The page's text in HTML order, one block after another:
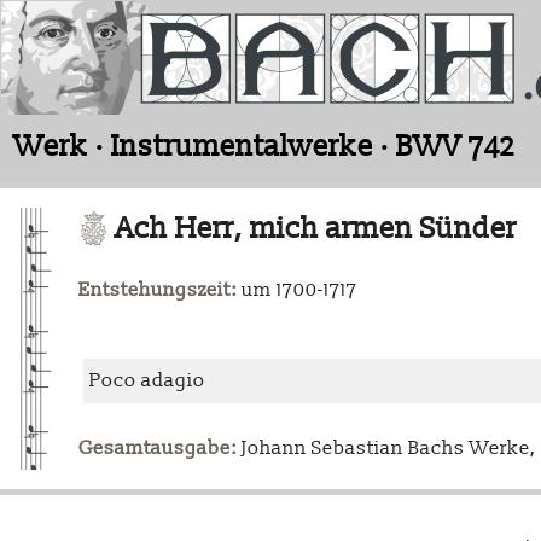
Werk · Instrumentalwerke · BWV 742
Ach Herr, mich armen Sünder
Entstehungszeit: um 1700-1717
Poco adagio
Gesamtausgabe: Johann Sebastian Bachs Werke,